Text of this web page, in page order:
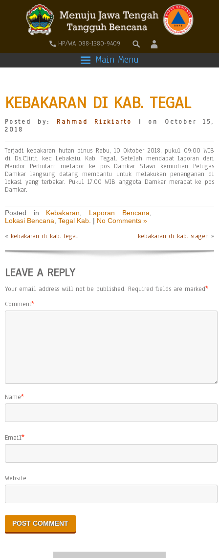
HP/WA 088-1380-9409
Main Menu
KEBAKARAN DI KAB. TEGAL
Posted by: Rahmad Rizkiarto
| on October 15,
2018
Terjadi kebakaran hutan pinus Rabu, 10 Oktober 2018, pukul 09:00 WIB
di Ds.Clirit, kec Lebaksiu, Kab. Tegal. Setelah mendapat laporan dari
Mandor Perhutani melapor ke pos Damkar Slawi kemudian Petugas
Damkar langsung datang membantu untuk melakukan penanganan di
lokasi yang terbakar. Pukul 17.00 WIB anggota Damkar merapat ke pos
Damkar.
Posted in Kebakaran Laporan Bencana
Lokasi Bencana Tegal Kab. | No Comments »
« kebakaran di kab. tegal kebakaran di kab. sragen »
LEAVE A REPLY
Your email address will not be published. Required fields are marked*
Comment*
Name*
Email*
Website